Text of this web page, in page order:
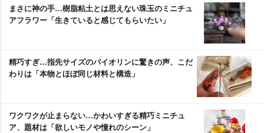
まさに神の手…樹脂粘土とは思えない珠玉のミニチュ
アフラワー「生きていると感じてもらいたい」
精巧すぎ…指先サイズのバイオリンに驚きの声、こだ
わりは「本物とほぼ同じ材料と構造」
ワクワクが止まらない…かわいすぎる精巧ミニチュ
ア、題材は「欲しいモノや憧れのシーン」